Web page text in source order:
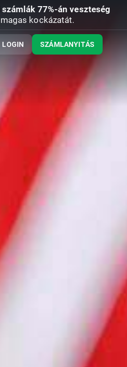
77%-án veszteség
kockázatát.
LOGIN SZÁMLANYITÁS